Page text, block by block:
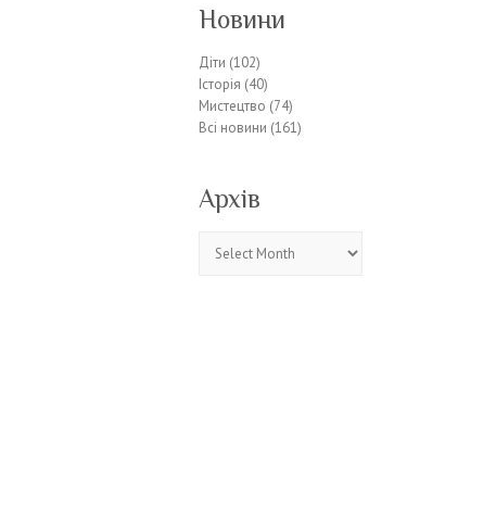
Новини
Діти (102)
Історія (40)
Мистецтво (74)
Всі новини (161)
Архів